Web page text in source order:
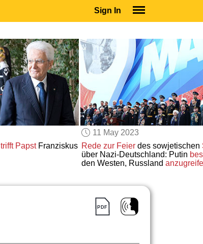
Sign In
SUBSCRIBE
GIFT
OTHER
ABOUT US
ALEXA
ADJUST
trifft PapstFranziskus
11 May 2023
Rede zur Feierdes sowjetischen
über Nazi-Deutschland: Putin
den Westen, Russland